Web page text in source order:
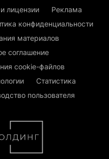
лицензии
Реклама
конфиденциальности
материалов
соглашение
cookie-файлов
Статистика
пользователя